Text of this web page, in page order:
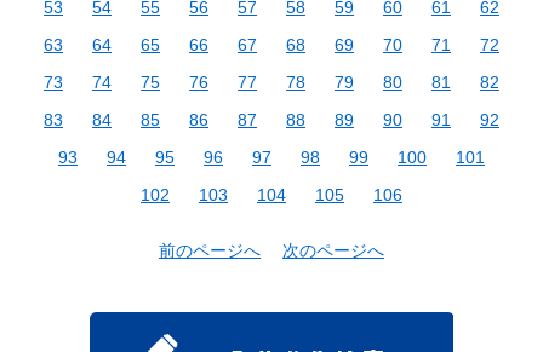
53
54 55 56 57 58 59 60 61
62
63
64 65 66 67 68 69 70 71
72
73
74 75 76 77 78 79 80 81
82
83
84 85 86 87 88 89 90 91
92
93
94 95 96 97 98 99 100
101
102
103 104 105 106
前のページへ 次のページへ